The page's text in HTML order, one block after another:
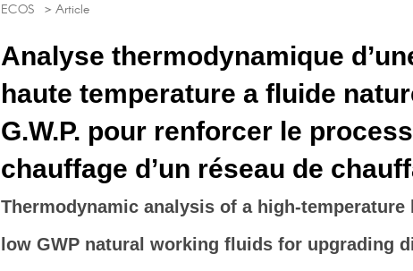
ECOS > Article
Analyse thermodynamique
haute temperature a fluide
G.W.P. pour renforcer le
chauffage d’un réseau de
Thermodynamic analysis of a high-temperature
low GWP natural working fluids for upgrading